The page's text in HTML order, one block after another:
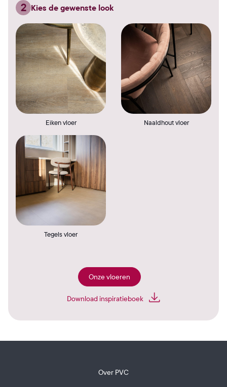
2 Kies de gewenste look
Eiken vloer Naaldhout vloer
Tegels vloer
Onze vloeren
Download inspiratieboek
Over PVC